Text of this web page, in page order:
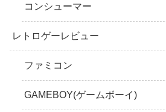
コンシューマー
レトロゲーレビュー
ファミコン
GAMEBOY(ゲームボーイ)